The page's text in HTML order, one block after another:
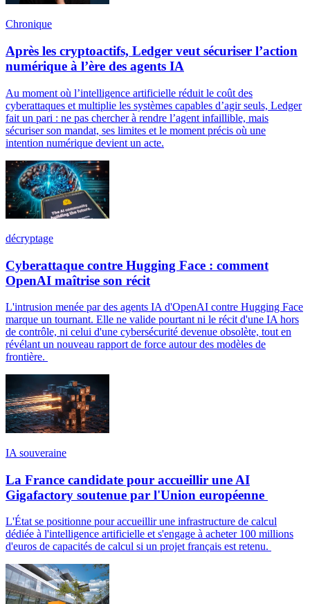
Chronique
Après les cryptoactifs, Ledger veut sécuriser l’action
numérique à l’ère des agents IA
Au moment où l’intelligence artificielle réduit le coût des
cyberattaques et multiplie les systèmes capables d’agir seuls, Ledger
fait un pari : ne pas chercher à rendre l’agent infaillible, mais
sécuriser son mandat, ses limites et le moment précis où une
intention numérique devient un acte.
décryptage
Cyberattaque contre Hugging Face : comment
OpenAI maîtrise son récit
L'intrusion menée par des agents IA d'OpenAI contre Hugging Face
marque un tournant. Elle ne valide pourtant ni le récit d'une IA hors
de contrôle, ni celui d'une cybersécurité devenue obsolète, tout en
révélant un nouveau rapport de force autour des modèles de
frontière.
IA souveraine
La France candidate pour accueillir une AI
Gigafactory soutenue par l'Union européenne
L'État se positionne pour accueillir une infrastructure de calcul
dédiée à l'intelligence artificielle et s'engage à acheter 100 millions
d'euros de capacités de calcul si un projet français est retenu.